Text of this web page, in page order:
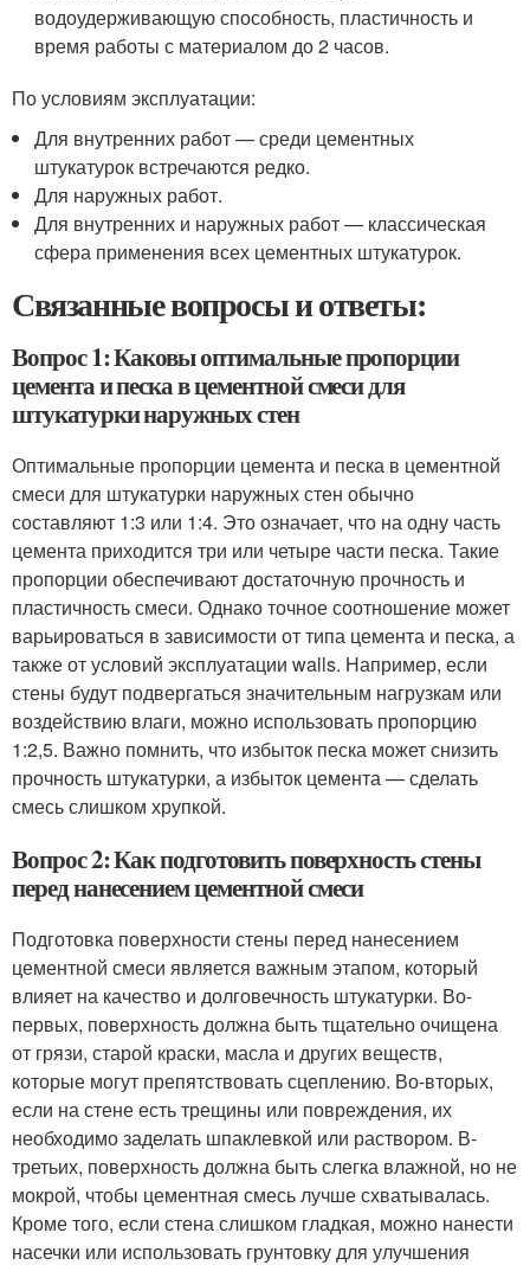
водоудерживающую способность, пластичность и
время работы с материалом до 2 часов.
По условиям эксплуатации:
Для внутренних работ — среди цементных
штукатурок встречаются редко.
Для наружных работ.
Для внутренних и наружных работ — классическая
сфера применения всех цементных штукатурок.
Связанные вопросы и ответы:
Вопрос 1: Каковы оптимальные пропорции
цемента и песка в цементной смеси для
штукатурки наружных стен
Оптимальные пропорции цемента и песка в цементной
смеси для штукатурки наружных стен обычно
составляют 1:3 или 1:4. Это означает, что на одну часть
цемента приходится три или четыре части песка. Такие
пропорции обеспечивают достаточную прочность и
пластичность смеси. Однако точное соотношение может
варьироваться в зависимости от типа цемента и песка, а
также от условий эксплуатации walls. Например, если
стены будут подвергаться значительным нагрузкам или
воздействию влаги, можно использовать пропорцию
1:2,5. Важно помнить, что избыток песка может снизить
прочность штукатурки, а избыток цемента — сделать
смесь слишком хрупкой.
Вопрос 2: Как подготовить поверхность стены
перед нанесением цементной смеси
Подготовка поверхности стены перед нанесением
цементной смеси является важным этапом, который
влияет на качество и долговечность штукатурки. Во-
первых, поверхность должна быть тщательно очищена
от грязи, старой краски, масла и других веществ,
которые могут препятствовать сцеплению. Во-вторых,
если на стене есть трещины или повреждения, их
необходимо заделать шпаклевкой или раствором. В-
третьих, поверхность должна быть слегка влажной, но не
мокрой, чтобы цементная смесь лучше схватывалась.
Кроме того, если стена слишком гладкая, можно нанести
насечки или использовать грунтовку для улучшения